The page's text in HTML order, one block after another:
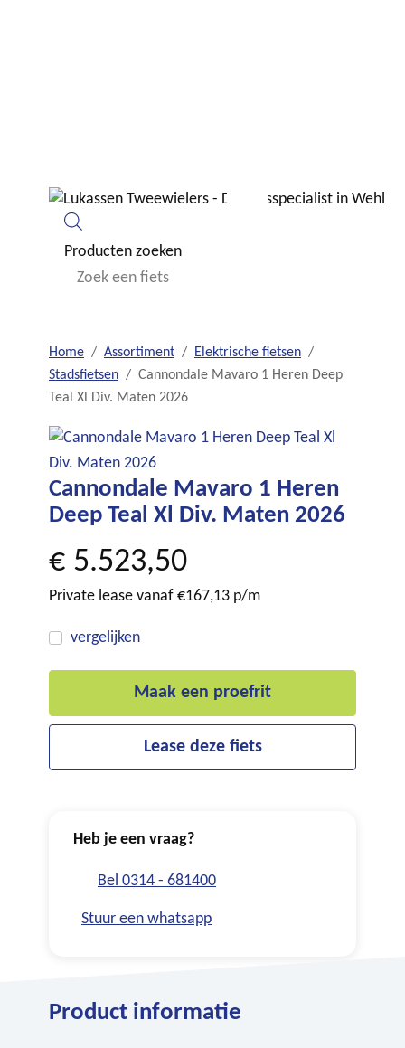
Producten zoeken
Home / Assortiment / Elektrische fietsen /
Stadsfietsen / Cannondale Mavaro 1 Heren Deep
Teal Xl Div. Maten 2026
Cannondale Mavaro 1 Heren
Deep Teal Xl Div. Maten 2026
€ 5.523,50
Private lease vanaf €167,13 p/m
vergelijken
Maak een proefrit
Lease deze fiets
Heb je een vraag?
Bel 0314 - 681400
Stuur een whatsapp
Product informatie